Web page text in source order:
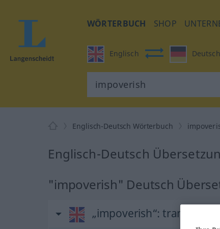
WÖRTERBUCH SHOP
Englisch Deutsch
Englisch-Deutsch Wörterbuch
Englisch-Deutsch
"impoverish" Deutsch
„impoverish“: transitive